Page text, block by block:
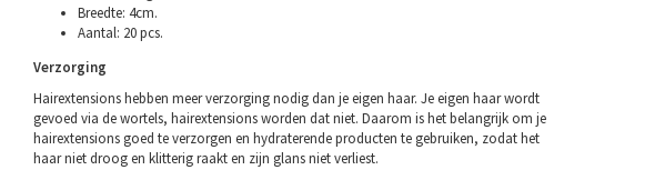
Breedte: 4cm.
Aantal: 20 pcs.
Verzorging
Hairextensions hebben meer verzorging nodig dan je eigen haar. Je eigen haar wordt
gevoed via de wortels, hairextensions worden dat niet. Daarom is het belangrijk om je
hairextensions goed te verzorgen en hydraterende producten te gebruiken, zodat het
haar niet droog en klitterig raakt en zijn glans niet verliest.